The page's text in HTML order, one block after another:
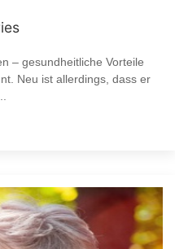
– gesundheitliche Vorteile
Neu ist allerdings, dass er